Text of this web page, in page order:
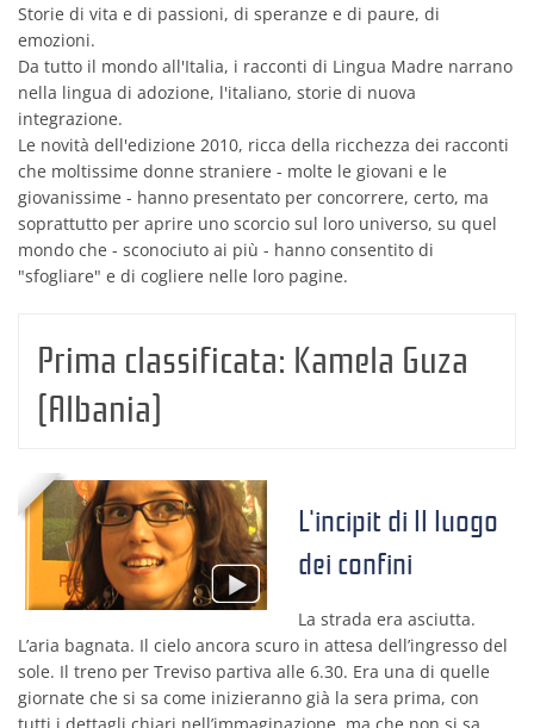
Storie di vita e di passioni, di speranze e di paure, di
emozioni.
Da tutto il mondo all'Italia, i racconti di Lingua Madre narrano
nella lingua di adozione, l'italiano, storie di nuova
integrazione.
Le novità dell'edizione 2010, ricca della ricchezza dei racconti
che moltissime donne straniere - molte le giovani e le
giovanissime - hanno presentato per concorrere, certo, ma
soprattutto per aprire uno scorcio sul loro universo, su quel
mondo che - sconociuto ai più - hanno consentito di
"sfogliare" e di cogliere nelle loro pagine.
Prima classificata: Kamela Guza
(Albania)
L'incipit di Il luogo
dei confini
La strada era asciutta.
L’aria bagnata. Il cielo ancora scuro in attesa dell’ingresso del
sole. Il treno per Treviso partiva alle 6.30. Era una di quelle
giornate che si sa come inizieranno già la sera prima, con